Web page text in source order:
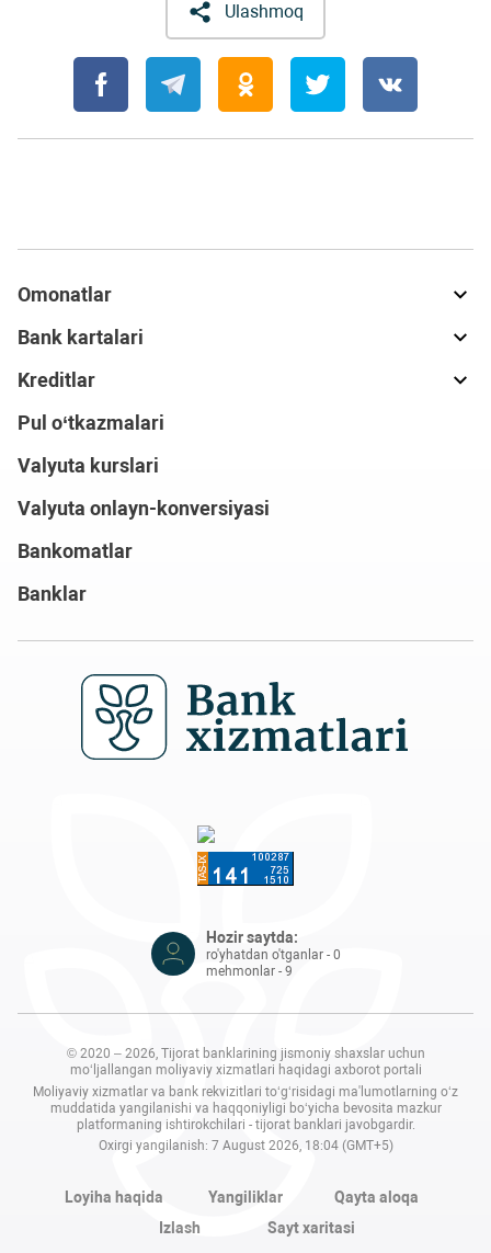
Ulashmoq
Omonatlar
Bank kartalari
Kreditlar
Pul o‘tkazmalari
Valyuta kurslari
Valyuta onlayn-konversiyasi
Bankomatlar
Banklar
Hozir saytda:
ro'yhatdan o'tganlar - 0
mehmonlar - 9
© 2020 – 2026, Tijorat banklarining jismoniy shaxslar uchun
mo‘ljallangan moliyaviy xizmatlari haqidagi axborot portali
Moliyaviy xizmatlar va bank rekvizitlari to‘g‘risidagi ma'lumotlarning o‘z
muddatida yangilanishi va haqqoniyligi bo‘yicha bevosita mazkur
platformaning ishtirokchilari - tijorat banklari javobgardir.
Oxirgi yangilanish: 7 August 2026, 18:04 (GMT+5)
Loyiha haqida Yangiliklar
Qayta aloqa
Izlash
Sayt xaritasi